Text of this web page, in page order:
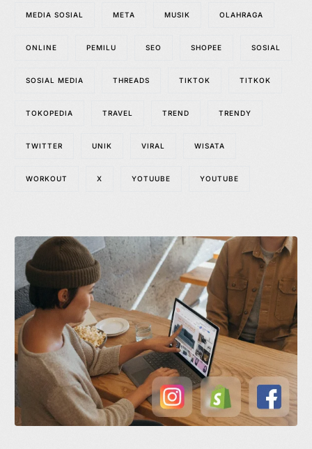
MEDIA SOSIAL META MUSIK OLAHRAGA
ONLINE PEMILU SEO SHOPEE SOSIAL
SOSIAL MEDIA THREADS TIKTOK TITKOK
TOKOPEDIA TRAVEL TREND TRENDY
TWITTER UNIK VIRAL WISATA
WORKOUT X YOTUUBE YOUTUBE